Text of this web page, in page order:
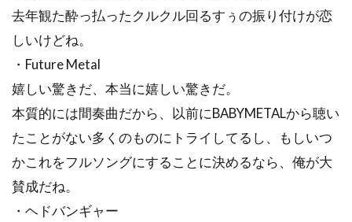
去年観た酔っ払ったクルクル回るすぅの振り付けが恋
しいけどね。
・Future Metal
嬉しい驚きだ、本当に嬉しい驚きだ。
本質的には間奏曲だから、以前にBABYMETALから聴い
たことがない多くのものにトライしてるし、もしいつ
かこれをフルソングにすることに決めるなら、俺が大
賛成だね。
・ヘドバンギャー